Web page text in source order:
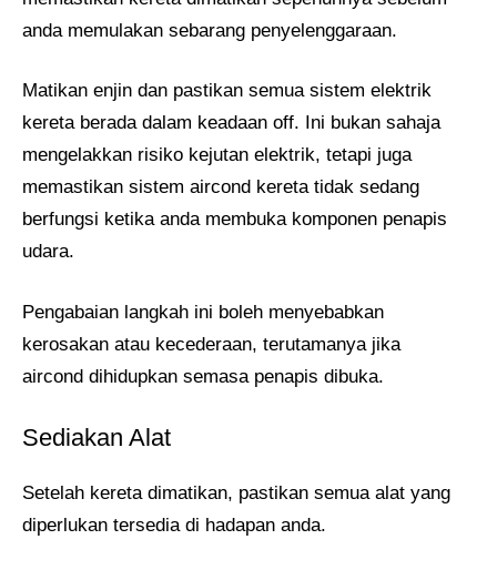
anda memulakan sebarang penyelenggaraan.
Matikan enjin dan pastikan semua sistem elektrik
kereta berada dalam keadaan off. Ini bukan sahaja
mengelakkan risiko kejutan elektrik, tetapi juga
memastikan sistem aircond kereta tidak sedang
berfungsi ketika anda membuka komponen penapis
udara.
Pengabaian langkah ini boleh menyebabkan
kerosakan atau kecederaan, terutamanya jika
aircond dihidupkan semasa penapis dibuka.
Sediakan Alat
Setelah kereta dimatikan, pastikan semua alat yang
diperlukan tersedia di hadapan anda.